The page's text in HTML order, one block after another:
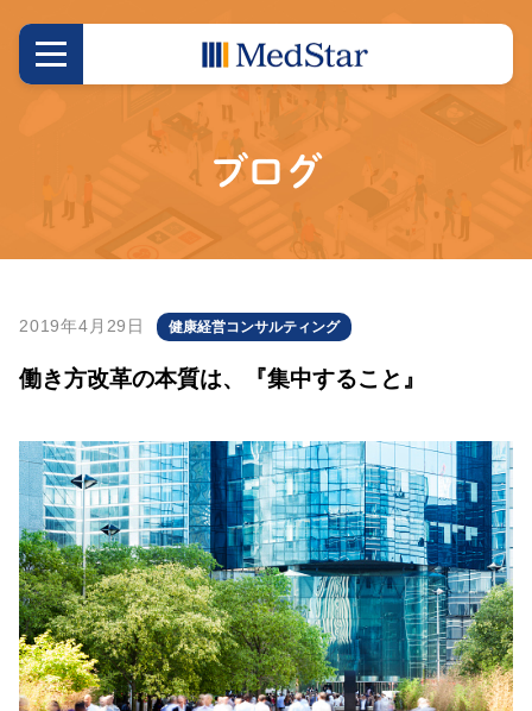
ブログ
2019年4月29日 健康経営コンサルティング
働き方改革の本質は、『集中すること』